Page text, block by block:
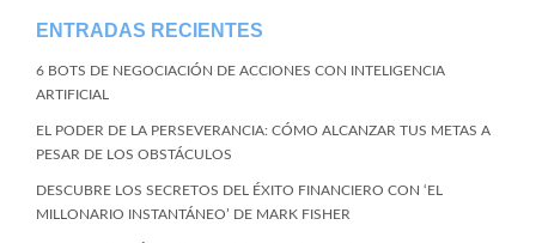
ENTRADAS RECIENTES
6 BOTS DE NEGOCIACIÓN DE ACCIONES CON INTELIGENCIA
ARTIFICIAL
EL PODER DE LA PERSEVERANCIA: CÓMO ALCANZAR TUS METAS A
PESAR DE LOS OBSTÁCULOS
DESCUBRE LOS SECRETOS DEL ÉXITO FINANCIERO CON ‘EL
MILLONARIO INSTANTÁNEO’ DE MARK FISHER